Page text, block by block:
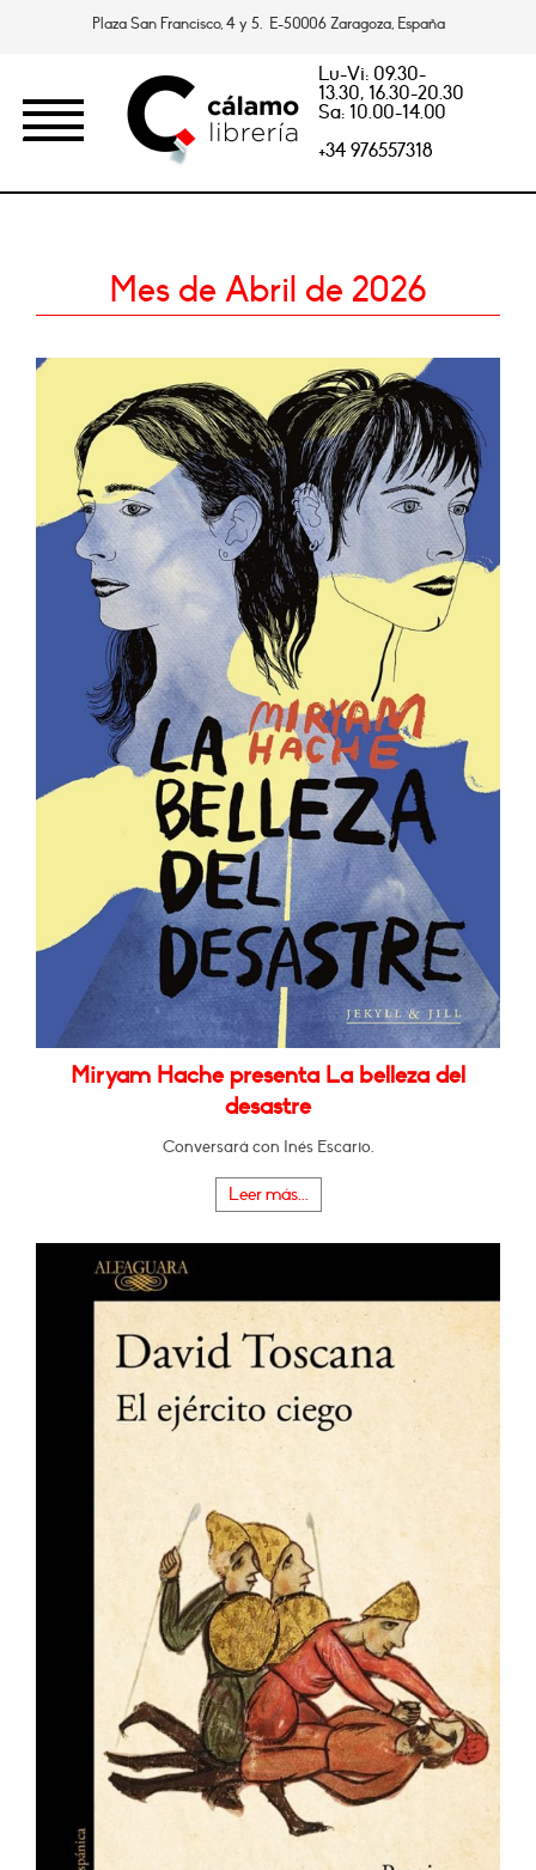
Plaza San Francisco, 4 y 5. E-50006 Zaragoza, España
Lu-Vi: 09.30-
13.30, 16.30-20.30
Sa: 10.00-14.00
+34 976557318
Mes de Abril de 2026
Miryam Hache presenta La belleza del
desastre
Conversará con Inés Escario.
Leer más...